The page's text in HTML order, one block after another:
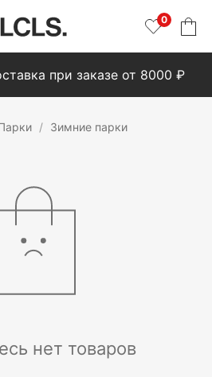
0
при заказе от 8000 ₽
Зимние парки
нет товаров